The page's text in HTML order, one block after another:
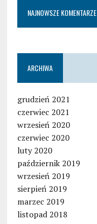
NAJNOWSZE KOMENTARZE
ARCHIWA
grudzień 2021
czerwiec 2021
wrzesień 2020
czerwiec 2020
luty 2020
październik 2019
wrzesień 2019
sierpień 2019
marzec 2019
listopad 2018